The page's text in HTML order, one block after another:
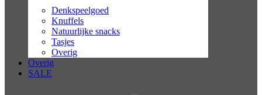
Denkspeelgoed
Knuffels
Natuurlijke snacks
Tasjes
Overig
Overig
SALE